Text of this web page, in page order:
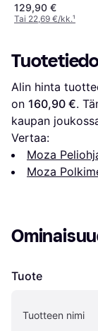
129,90 €
Tai 22,69 €/kk.¹
Alin hinta
on 160,90 €.
kaupan
Vertaa:
Moza
Moza
Tuote
Tuotteen nimi